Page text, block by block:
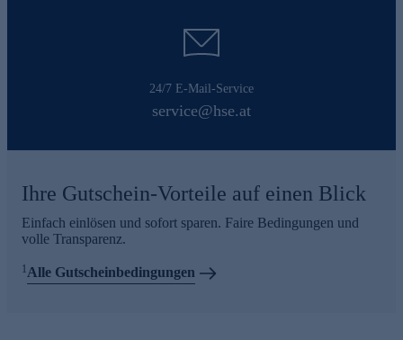
24/7 E-Mail-Service
service@hse.at
Ihre Gutschein-Vorteile auf einen Blick
Einfach einlösen und sofort sparen. Faire Bedingungen und
volle Transparenz.
1Alle Gutscheinbedingungen